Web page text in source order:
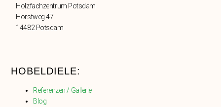
Holzfachzentrum Potsdam
Horstweg 47
14482 Potsdam
HOBELDIELE:
Referenzen / Gallerie
Blog